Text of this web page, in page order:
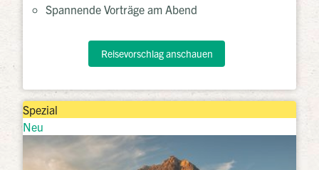
Spannende Vorträge am Abend
Reisevorschlag anschauen
Spezial
Neu